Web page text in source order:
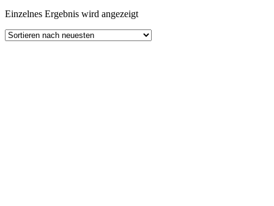
Einzelnes Ergebnis wird angezeigt